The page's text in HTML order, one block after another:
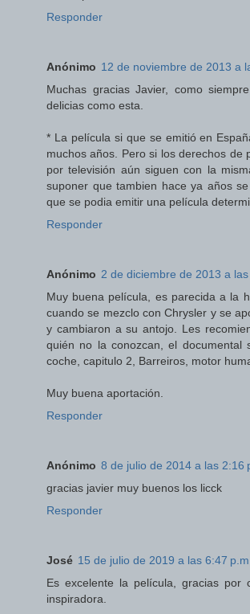
Responder
Anónimo 12 de noviembre de 2013 a
Muchas gracias Javier, como
delicias como esta.
* La película si que se emitió en
muchos años. Pero si los derechos de
por televisión aún siguen con la
suponer que tambien hace ya años
que se podia emitir una película
Responder
Anónimo 2 de diciembre de 2013 a
Muy buena película, es parecida a la
cuando se mezclo con Chrysler y se
y cambiaron a su antojo. Les
quién no la conozcan, el documental
coche, capitulo 2, Barreiros, motor
Muy buena aportación.
Responder
Anónimo 8 de julio de 2014 a las 2:16
gracias javier muy buenos los licck
Responder
José 15 de julio de 2019 a las 6:47
Es excelente la película, gracias por
inspiradora.